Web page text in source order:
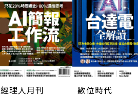
經理人月刊
數位時代